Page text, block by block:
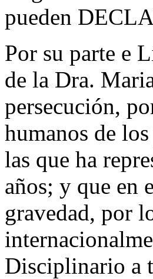
pueden
Por su parte e
de la Dra.
persecución,
humanos de
las que ha
años; y que en
gravedad, por
Disciplinario a